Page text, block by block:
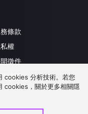
條款
權
徵件
洽談
cookies 分析技術。若您
cookies，關於更多相關隱